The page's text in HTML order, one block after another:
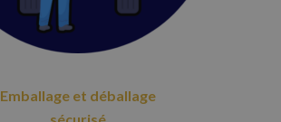
Emballage et déballage
sécurisé